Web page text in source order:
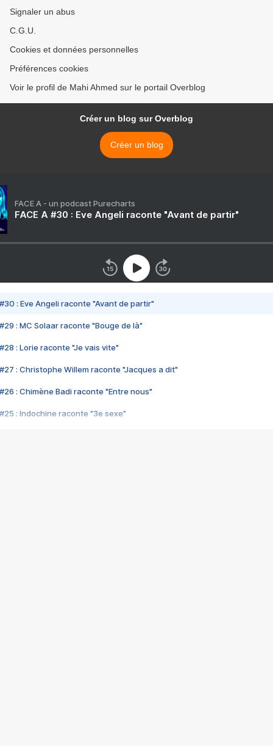
Signaler un abus
C.G.U.
Cookies et données personnelles
Préférences cookies
Voir le profil de Mahi Ahmed sur le portail Overblog
Créer un blog sur Overblog
Créer un blog
FACE A - un podcast Purecharts
FACE A #30 : Eve Angeli raconte "Avant de partir"
#30 : Eve Angeli raconte "Avant de partir"
#29 : MC Solaar raconte "Bouge de là"
#28 : Lorie raconte "Je vais vite"
#27 : Christophe Willem raconte "Jacques a dit"
#26 : Chimène Badi raconte "Entre nous"
#25 : Indochine raconte "3e sexe"